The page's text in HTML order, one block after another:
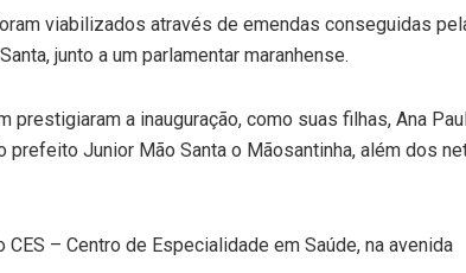
viabilizados através de emendas conseguidas
junto a um parlamentar maranhense.
prestigiaram a inauguração, como suas filhas, Ana
Junior Mão Santa o Mãosantinha, além dos
– Centro de Especialidade em Saúde, na avenida